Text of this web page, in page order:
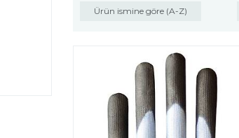
Ürün ismine göre (A-Z)